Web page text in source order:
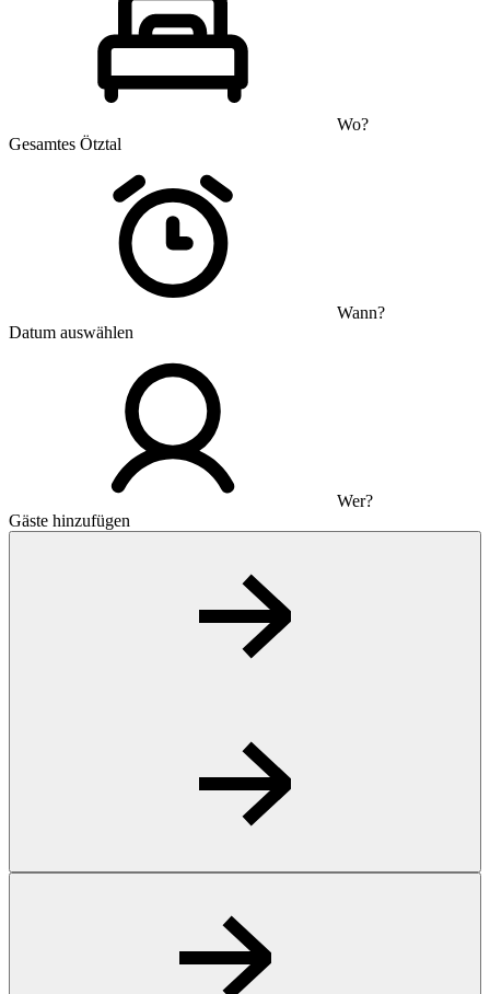
Wo?
Gesamtes Ötztal
Wann?
Datum auswählen
Wer?
Gäste hinzufügen